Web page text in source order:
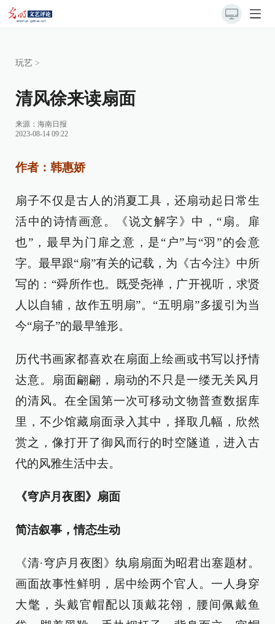
玩艺 >
清风徐来读扇面
来源： 海南日报
2023-08-14 09:22
作者：韩惠娇
扇子不仅是古人的消夏工具，还扇动起日常生
活中的诗情画意。《说文解字》中，“扇。扉
也”，最早为门扉之意，是“户”与“羽”的会意
字。最早跟“扇”有关的记载，为《古今注》中所
写的：“舜所作也。既受尧禅，广开视听，求贤
人以自辅，故作五明扇”。“五明扇”多援引为当
今“扇子”的最早雏形。
历代书画家都喜欢在扇面上绘画或书写以抒情
达意。扇面翩翩，扇动的不只是一缕无关风月
的清风。在全国第一次可移动文物普查数据库
里，不少馆藏扇面录入其中，择取几幅，欣然
赏之，像打开了御风而行的时空隧道，进入古
代的风雅生活中去。
《穹庐月夜图》扇面
简洁叙事，情态生动
《清·穹庐月夜图》纨扇扇面为昭君出塞题材。
画面故事性鲜明，居中绘两个官人。一人身穿
大氅，头戴官帽配以顶戴花翎，腰间佩戴鱼